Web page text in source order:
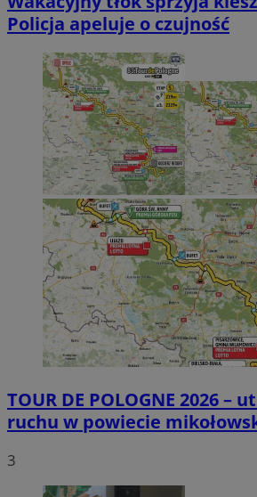
Policja apeluje o czujność
TOUR DE POLOGNE 2026 –
ruchu w powiecie
3